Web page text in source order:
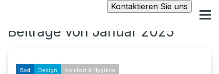
Kontaktieren Sie uns
Beiträge von Januar 2025
Bad Design Komfort & Hygiene